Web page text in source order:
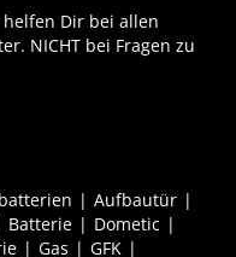
Dir bei allen
NICHT bei Fragen zu
Aufbautür
Batterie
Dometic
Gas GFK